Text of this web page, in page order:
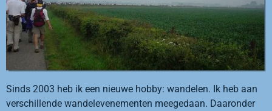
hoofdinhoud
Sinds 2003 heb ik een nieuwe hobby: wandelen. Ik heb aan
verschillende wandelevenementen meegedaan. Daaronder